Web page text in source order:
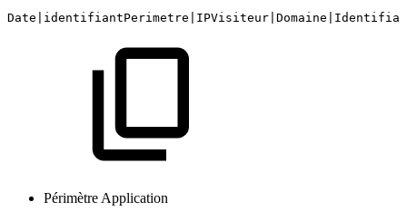
Périmètre Application